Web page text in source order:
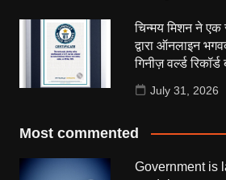
चिन्मय मिशन ने एक
द्वारा ऑनलाइन
गिनीज़ वर्ल्ड रिकॉर्ड
July 31, 2026
Most commented
Government is